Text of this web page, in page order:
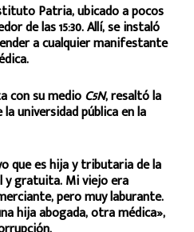
Patria, ubicado a pocos
de las 15:30. Allí, se instaló
a cualquier manifestante
con su medioC5N, resaltó la
universidad pública en la
que es hija y tributaria de la
y gratuita. Mi viejo era
pero muy laburante.
hija abogada, otra médica»,